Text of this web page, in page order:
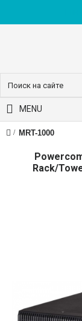
MENU
MRT-1000
Rack/